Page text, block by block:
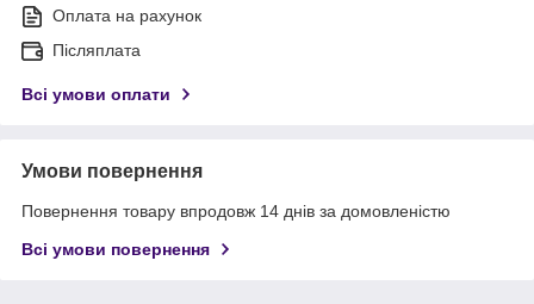
Оплата на рахунок
Післяплата
Всі умови оплати
Умови повернення
Повернення товару впродовж 14 днів за домовленістю
Всі умови повернення